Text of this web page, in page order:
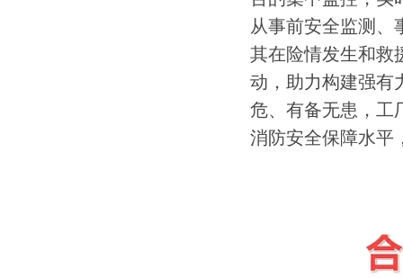
从事前安全监测、
其在险情发生和救
动，助力构建强有
危、有备无患，工
消防安全保障水平